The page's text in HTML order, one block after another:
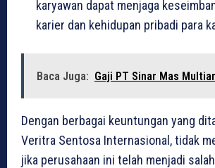
karyawan dapat menjaga
karier dan kehidupan pribadi para
Baca Juga: Gaji PT Sinar Mas
Dengan berbagai keuntungan yang
Veritra Sentosa Internasional, tidak
jika perusahaan ini telah menjadi